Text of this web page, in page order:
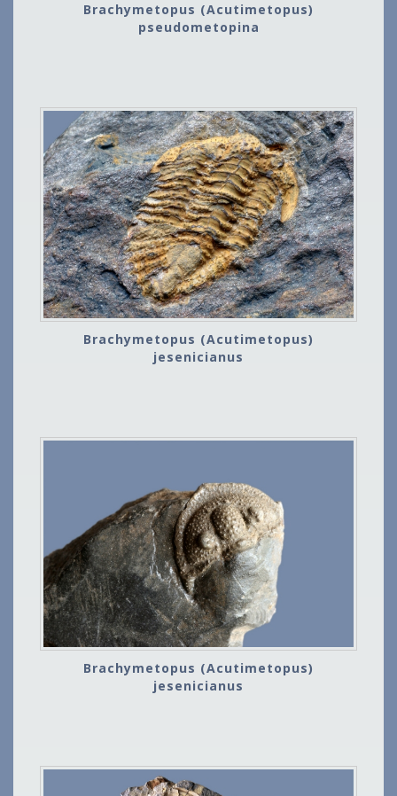
Brachymetopus (Acutimetopus)
pseudometopina
Brachymetopus (Acutimetopus)
jesenicianus
Brachymetopus (Acutimetopus)
jesenicianus